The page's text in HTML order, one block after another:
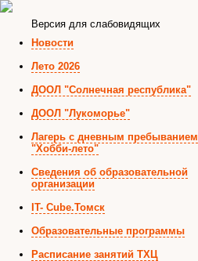
Версия для слабовидящих
Новости
Лето 2026
ДООЛ "Солнечная республика"
ДООЛ "Лукоморье"
Лагерь с дневным пребыванием
"Хобби-лето"
Сведения об образовательной
организации
IT- Cube.Томск
Образовательные программы
Расписание занятий ТХЦ